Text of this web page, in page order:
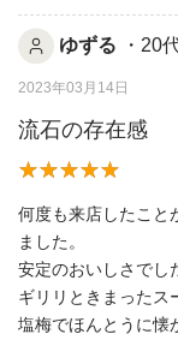
ゆずる ・20
2023年03月14日
流石の存在感
何度も来店したこと
ました。
安定のおいしさでし
ギリリときまったス
塩梅でほんとうに懐